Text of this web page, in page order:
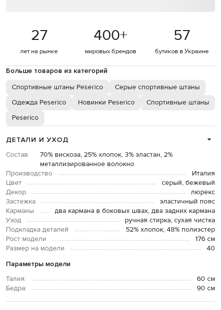
27
лет на рынке
400+
мировых брендов
57
бутиков в Украине
Больше товаров из категорий
Спортивные штаны Peserico
Серые спортивные штаны
Одежда Peserico
Новинки Peserico
Спортивные штаны
Peserico
ДЕТАЛИ И УХОД
Состав
70% вискоза, 25% хлопок, 3% эластан, 2%
металлизированное волокно
Производство
Италия
Цвет
серый, бежевый
Декор
люрекс
Застежка
эластичный пояс
Карманы
два кармана в боковых швах, два задних кармана
Уход
ручная стирка, сухая чистка
Подкладка деталей
52% хлопок, 48% полиэстер
Рост модели
176 см
Размер на модели
40
Параметры модели
Талия:
60 см
Бедра:
90 см